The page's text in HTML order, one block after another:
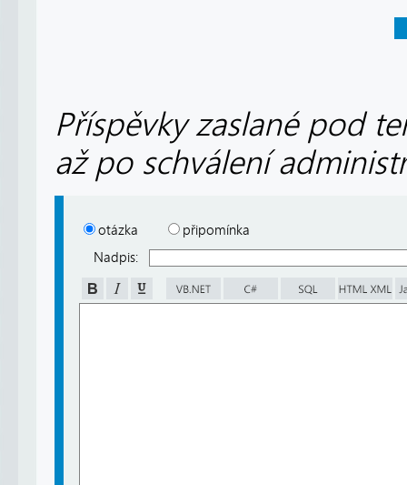
Příspěvky zaslané pod
až po schválení
otázka
připomínka
Nadpis: